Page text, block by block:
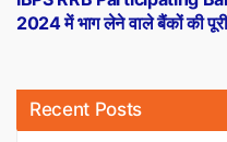
2024 में भाग लेने वाले बैंकों की
Recent Posts